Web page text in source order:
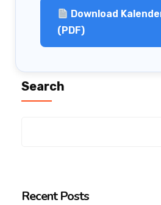
Download
(PDF)
Search
Recent Posts